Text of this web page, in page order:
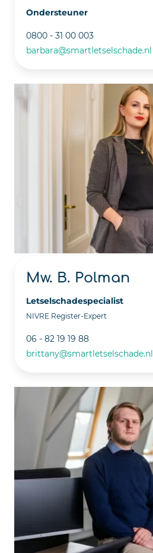
Ondersteuner
0800 - 31 00 003
barbara@smartletselschade.nl
Mw. B. Polman
Letselschadespecialist
NIVRE Register-Expert
06 - 82 19 19 88
brittany@smartletselschade.nl